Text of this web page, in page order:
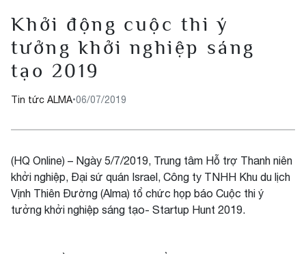
Khởi động cuộc thi ý
tưởng khởi nghiệp sáng
tạo 2019
Tin tức ALMA•06/07/2019
(HQ Online) – Ngày 5/7/2019, Trung tâm Hỗ trợ Thanh niên
khởi nghiệp, Đại sứ quán Israel, Công ty TNHH Khu du lịch
Vịnh Thiên Đường (Alma) tổ chức họp báo Cuộc thi ý
tưởng khởi nghiệp sáng tạo- Startup Hunt 2019.